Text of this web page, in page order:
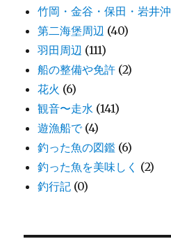
竹岡・金谷・保田・岩井沖
第二海堡周辺 (40)
羽田周辺 (111)
船の整備や免許 (2)
花火 (6)
観音〜走水 (141)
遊漁船で(4)
釣った魚の図鑑 (6)
釣った魚を美味しく (2)
釣行記 (0)